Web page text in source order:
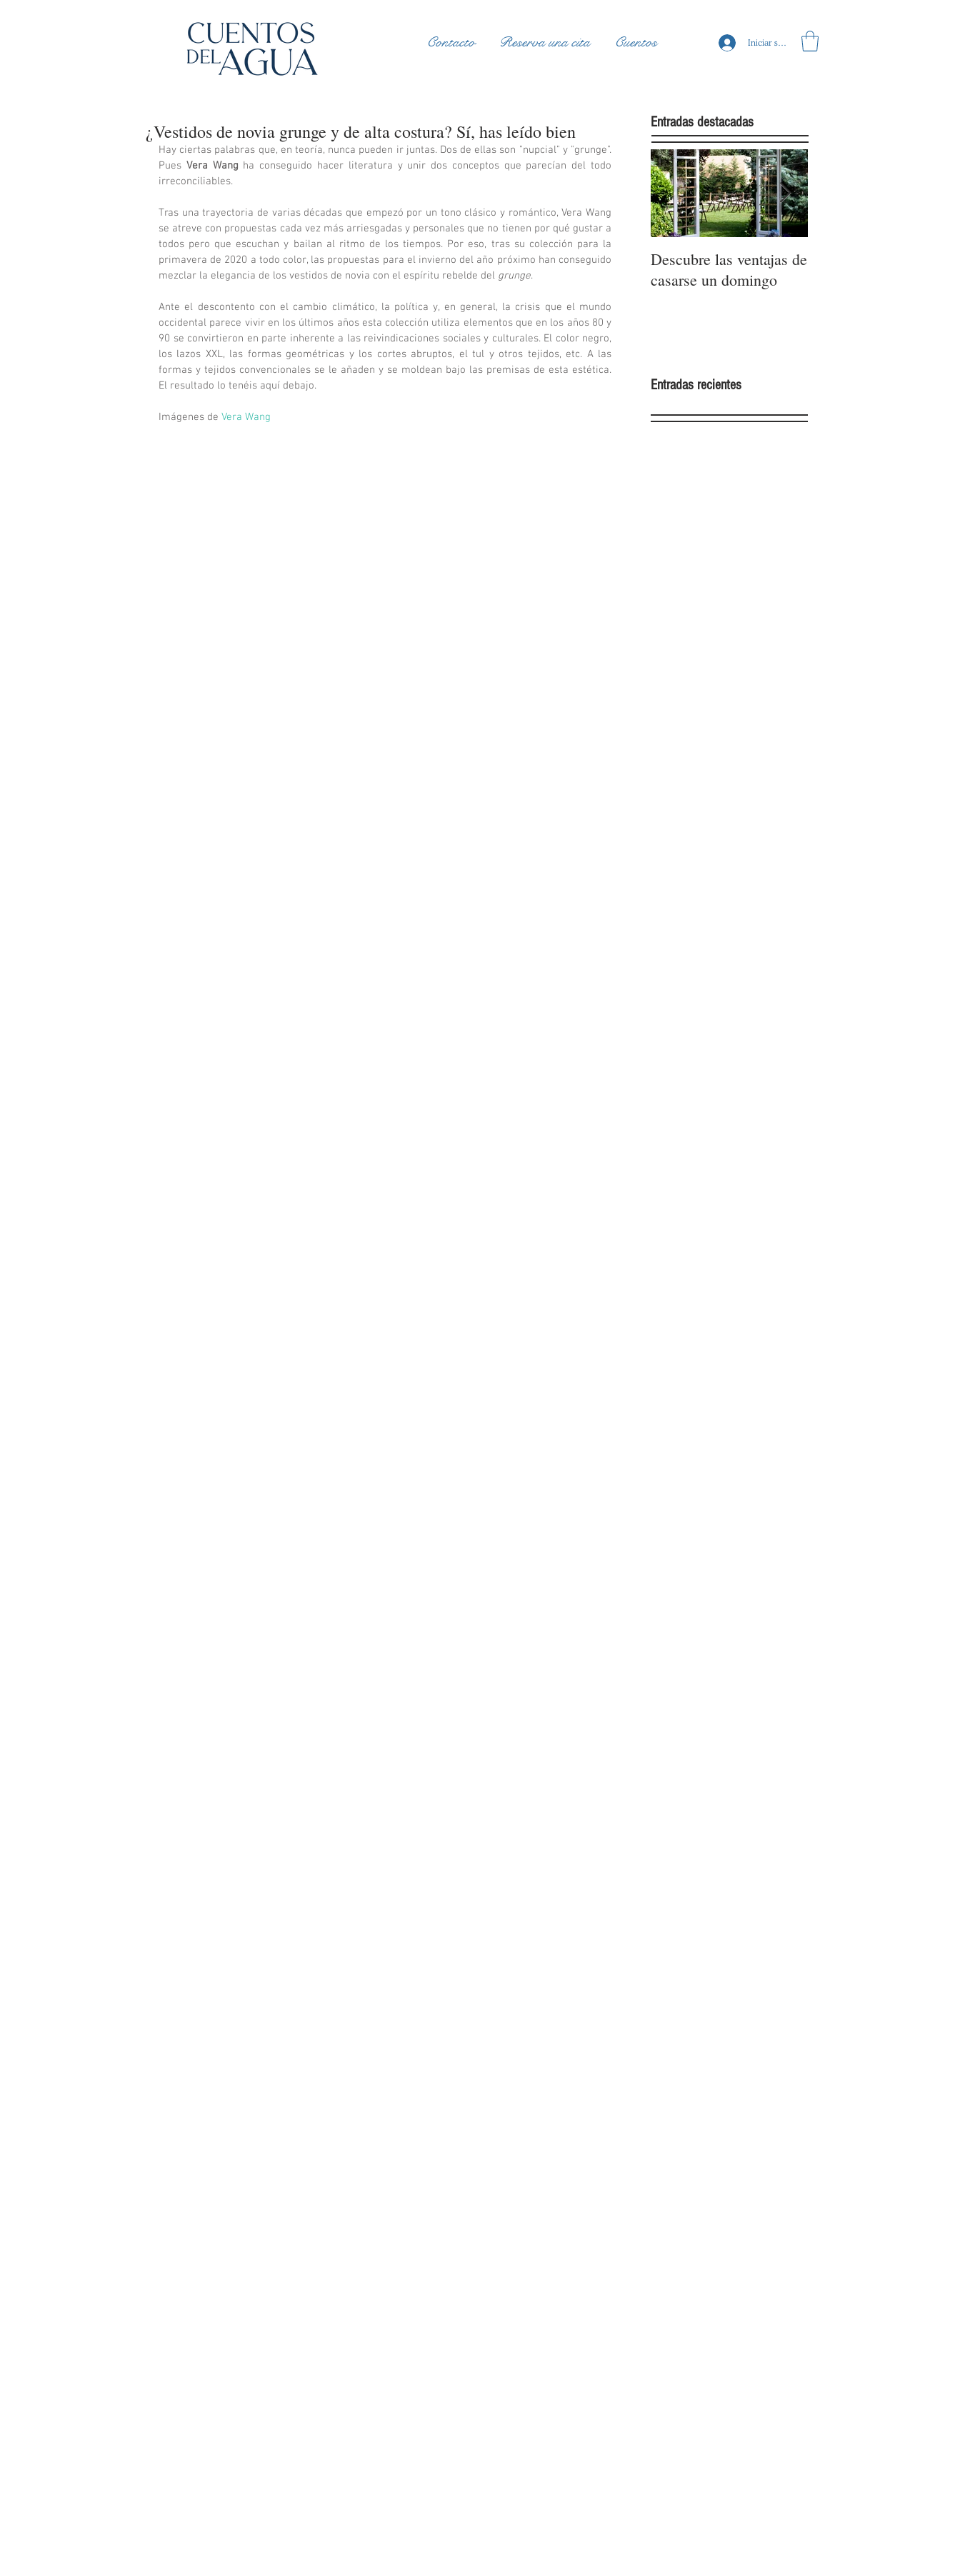
Contacto Reserva una cita Cuentos Iniciar sesión
¿Vestidos de novia grunge y de alta costura? Sí, has leído bien
Hay ciertas palabras que, en teoría, nunca pueden ir juntas. Dos de ellas son "nupcial" y "grunge".
Pues Vera Wang ha conseguido hacer literatura y unir dos conceptos que parecían del todo
irreconciliables.
Tras una trayectoria de varias décadas que empezó por un tono clásico y romántico, Vera Wang
se atreve con propuestas cada vez más arriesgadas y personales que no tienen por qué gustar a
todos pero que escuchan y bailan al ritmo de los tiempos. Por eso, tras su colección para la
primavera de 2020 a todo color, las propuestas para el invierno del año próximo han conseguido
mezclar la elegancia de los vestidos de novia con el espíritu rebelde del grunge.
Ante el descontento con el cambio climático, la política y, en general, la crisis que el mundo
occidental parece vivir en los últimos años esta colección utiliza elementos que en los años 80 y
90 se convirtieron en parte inherente a las reivindicaciones sociales y culturales. El color negro,
los lazos XXL, las formas geométricas y los cortes abruptos, el tul y otros tejidos, etc. A las
formas y tejidos convencionales se le añaden y se moldean bajo las premisas de esta estética.
El resultado lo tenéis aquí debajo.
Imágenes de Vera Wang
Entradas destacadas
Descubre las ventajas de
casarse un domingo
Entradas recientes